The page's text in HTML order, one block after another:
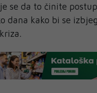
se da to činite
dana kako bi se